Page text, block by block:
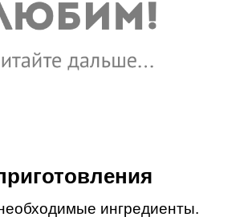
ингредиенты.